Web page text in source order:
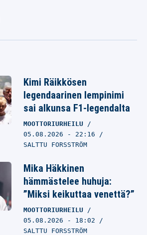
Kimi Räikkösen
legendaarinen lempinimi
sai alkunsa F1-legendalta
MOOTTORIURHEILU
05.08.2026 - 22:16
SALTTU FORSSTRÖM
Mika Häkkinen
hämmästelee huhuja:
”Miksi keikuttaa venettä?”
MOOTTORIURHEILU
05.08.2026 - 18:02
SALTTU FORSSTRÖM